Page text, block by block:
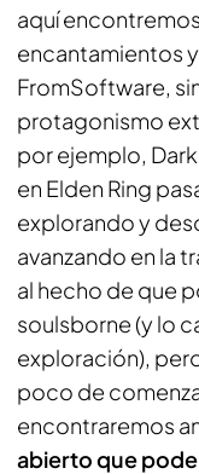
aquí
encantamientos
FromSoftware,
protagonismo
por ejemplo,
en Elden Ring
explorando y
avanzando en la
al hecho de que
soulsborne (y lo
exploración),
poco de
encontraremos
abierto que